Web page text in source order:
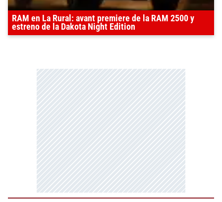
RAM en La Rural: avant premiere de la RAM 2500 y
estreno de la Dakota Night Edition